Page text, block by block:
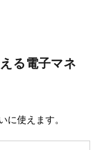
る電子マネ
に使えます。